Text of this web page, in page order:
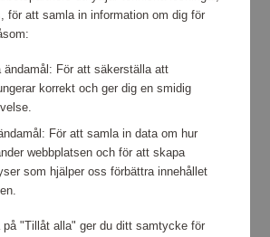
RESVÄSKA 78
YELLOW
för att samla in information om dig för
ändamål: För att säkerställa att
korrekt och ger dig en smidig
För att samla in data om hur
webbplatsen och för att skapa
som hjälper oss förbättra innehållet
"Tillåt alla" ger du ditt samtycke för